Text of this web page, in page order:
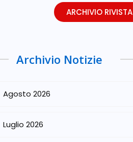
ARCHIVIO RIVISTA
Archivio Notizie
Agosto 2026
Luglio 2026